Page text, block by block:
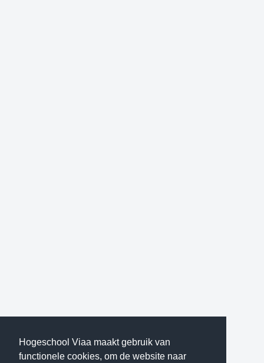
Hogeschool Viaa maakt gebruik van
functionele cookies, om de website naar